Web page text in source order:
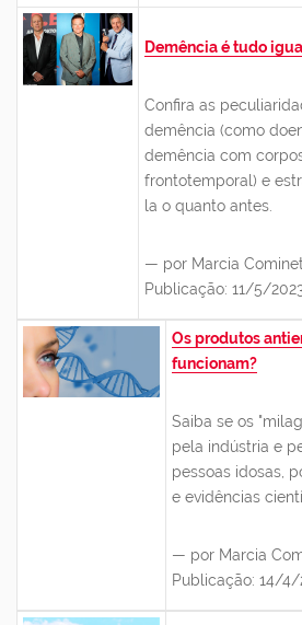
Demência é tudo
Confira as
demência (como
demência com
frontotemporal) e
la o quanto antes.
— por Marcia
Publicação: 11/5/
Os produtos
funcionam?
Saiba se os
pela indústria e
pessoas idosas,
e evidências
— por Marcia
Publicação: 14/4/